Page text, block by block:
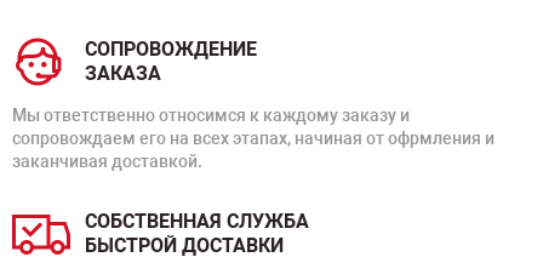
СОПРОВОЖДЕНИЕ
ЗАКАЗА
Мы ответственно относимся к каждому заказу и
сопровождаем его на всех этапах, начиная от офрмления и
заканчивая доставкой.
СОБСТВЕННАЯ СЛУЖБА
БЫСТРОЙ ДОСТАВКИ